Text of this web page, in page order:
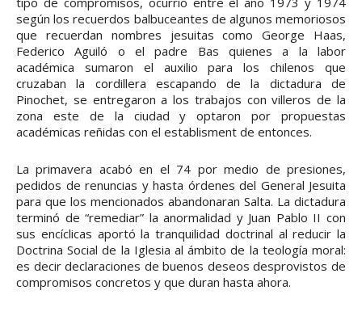
según los recuerdos balbuceantes de algunos memoriosos
que recuerdan nombres jesuitas como George Haas,
Federico Aguiló o el padre Bas quienes a la labor
académica sumaron el auxilio para los chilenos que
cruzaban la cordillera escapando de la dictadura de
Pinochet, se entregaron a los trabajos con villeros de la
zona este de la ciudad y optaron por propuestas
académicas reñidas con el establisment de entonces.
La primavera acabó en el 74 por medio de presiones,
pedidos de renuncias y hasta órdenes del General Jesuita
para que los mencionados abandonaran Salta. La dictadura
terminó de “remediar” la anormalidad y Juan Pablo II con
sus encíclicas aportó la tranquilidad doctrinal al reducir la
Doctrina Social de la Iglesia al ámbito de la teología moral:
es decir declaraciones de buenos deseos desprovistos de
compromisos concretos y que duran hasta ahora.